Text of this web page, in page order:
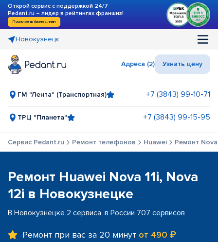
Открой сервис с поддержкой 24/7
Pedant.ru – лидер в рейтингах франшиз!
Посмотреть бизнес-план
Новокузнецк
Адреса (2) Узнать цену
ГМ "Лента" (Транспортная) +7 (3843) 99-10-71
ТРЦ "Планета" +7 (3843) 99-15-95
Сервис Pedant.ru Ремонт телефонов Huawei Ремонт Nova
Ремонт Huawei Nova 11i, Nova
12i в Новокузнецке
В Новокузнецке 2 сервиса, в России 707 сервисов
Ремонт при вас за 20 минут от 490 ₽